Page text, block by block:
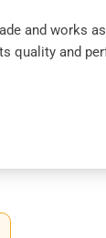
and works
quality and